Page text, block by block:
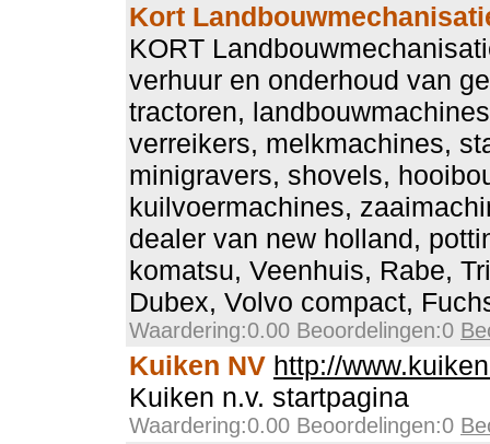
Kort
KORT
verhuur en onderhoud van
tractoren,
verreikers, melkmachines,
minigravers, shovels,
kuilvoermachines,
dealer van new holland,
komatsu, Veenhuis, Rabe,
Dubex, Volvo compact,
Waardering:0.00 Beoordelingen:0
Kuiken NV http://
Kuiken n.v. startpagina
Waardering:0.00 Beoordelingen:0